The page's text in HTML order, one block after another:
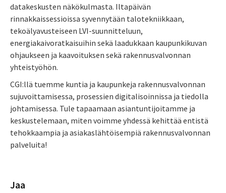
datakeskusten näkökulmasta. Iltapäivän
rinnakkaissessioissa syvennytään talotekniikkaan,
tekoälyavusteiseen LVI-suunnitteluun,
energiakaivoratkaisuihin sekä laadukkaan kaupunkikuvan
ohjaukseen ja kaavoituksen sekä rakennusvalvonnan
yhteistyöhön.
CGI:llä tuemme kuntia ja kaupunkeja rakennusvalvonnan
sujuvoittamisessa, prosessien digitalisoinnissa ja tiedolla
johtamisessa. Tule tapaamaan asiantuntijoitamme ja
keskustelemaan, miten voimme yhdessä kehittää entistä
tehokkaampia ja asiakaslähtöisempiä rakennusvalvonnan
palveluita!
Jaa